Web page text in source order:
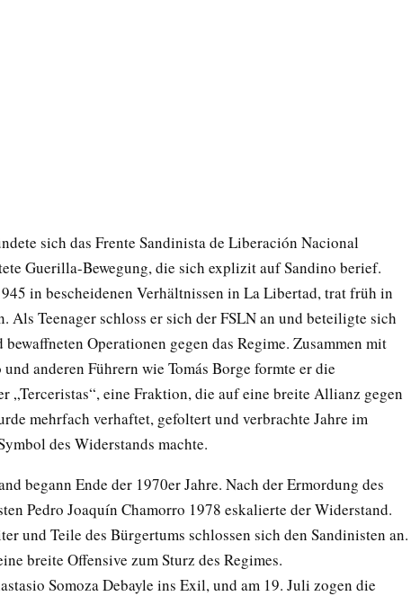
sich das Frente Sandinista de Liberación Nacional
Guerilla-Bewegung, die sich explizit auf Sandino berief.
in bescheidenen Verhältnissen in La Libertad, trat früh in
Als Teenager schloss er sich der FSLN an und beteiligte sich
Operationen gegen das Regime. Zusammen mit
anderen Führern wie Tomás Borge formte er die
„Terceristas“, eine Fraktion, die auf eine breite Allianz gegen
mehrfach verhaftet, gefoltert und verbrachte Jahre im
des Widerstands machte.
begann Ende der 1970er Jahre. Nach der Ermordung des
Pedro Joaquín Chamorro 1978 eskalierte der Widerstand.
und Teile des Bürgertums schlossen sich den Sandinisten an.
breite Offensive zum Sturz des Regimes.
Somoza Debayle ins Exil, und am 19. Juli zogen die